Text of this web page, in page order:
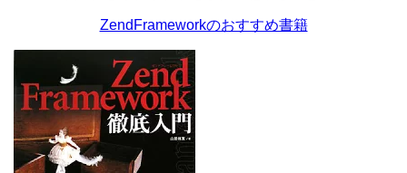
ZendFrameworkのおすすめ書籍